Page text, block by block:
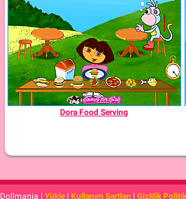
Dora Food Serving
Dollmania |Yükle | Kullanım Şartları |Gizlilik